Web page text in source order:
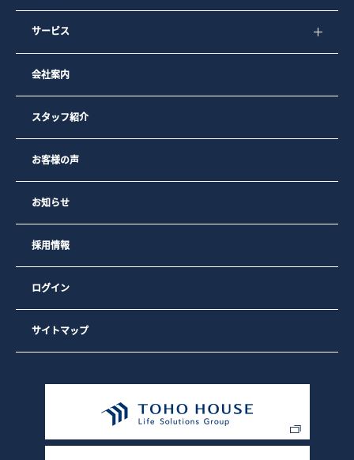
サービス
会社案内
スタッフ紹介
お客様の声
お知らせ
採用情報
ログイン
サイトマップ